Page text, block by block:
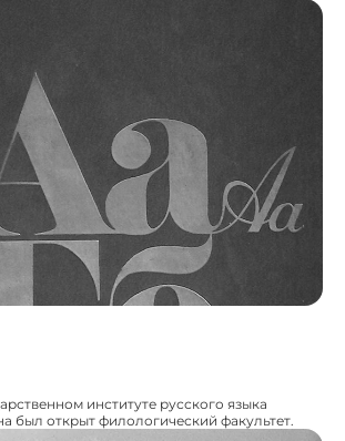
институте русского языка
был открыт филологический факультет.